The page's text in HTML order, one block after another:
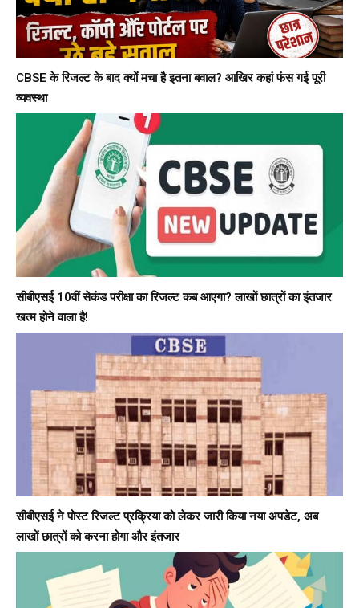
CBSE के रिजल्ट के बाद क्यों मचा है इतना बवाल? आखिर कहां फंस गई पूरी
व्यवस्था
सीबीएसई 10वीं सेकंड परीक्षा का रिजल्ट कब आएगा? लाखों छात्रों का इंतजार
खत्म होने वाला है!
सीबीएसई ने पोस्ट रिजल्ट प्रक्रिया को लेकर जारी किया नया अपडेट, अब
लाखों छात्रों को करना होगा और इंतजार